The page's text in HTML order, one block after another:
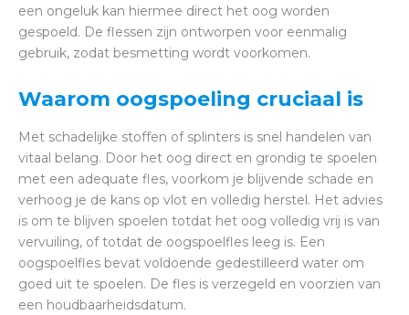
een ongeluk kan hiermee direct het oog worden
gespoeld. De flessen zijn ontworpen voor eenmalig
gebruik, zodat besmetting wordt voorkomen.
Waarom oogspoeling cruciaal is
Met schadelijke stoffen of splinters is snel handelen van
vitaal belang. Door het oog direct en grondig te spoelen
met een adequate fles, voorkom je blijvende schade en
verhoog je de kans op vlot en volledig herstel. Het advies
is om te blijven spoelen totdat het oog volledig vrij is van
vervuiling, of totdat de oogspoelfles leeg is. Een
oogspoelfles bevat voldoende gedestilleerd water om
goed uit te spoelen. De fles is verzegeld en voorzien van
een houdbaarheidsdatum.